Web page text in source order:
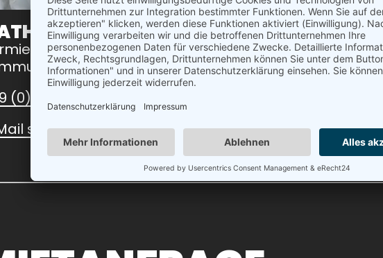
KUTZ
Vertrieb
(0) 3425 98397 – 70
senden